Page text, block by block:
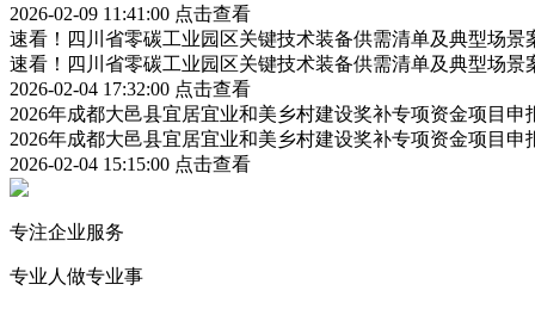
2026-02-09 11:41:00 点击查看
速看！四川省零碳工业园区关键技术装备供需清单及典型场
速看！四川省零碳工业园区关键技术装备供需清单及典型场
2026-02-04 17:32:00 点击查看
2026年成都大邑县宜居宜业和美乡村建设奖补专项资金项目
2026年成都大邑县宜居宜业和美乡村建设奖补专项资金项目
2026-02-04 15:15:00 点击查看
专注企业服务
专业人做专业事